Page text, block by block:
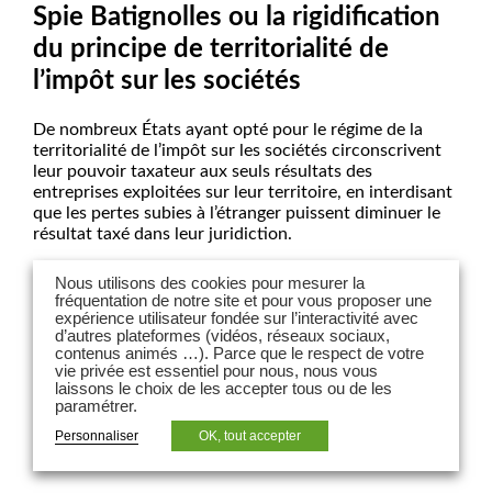
Spie Batignolles ou la rigidification
du principe de territorialité de
l’impôt sur les sociétés
De nombreux États ayant opté pour le régime de la
territorialité de l’impôt sur les sociétés circonscrivent
leur pouvoir taxateur aux seuls résultats des
entreprises exploitées sur leur territoire, en interdisant
que les pertes subies à l’étranger puissent diminuer le
résultat taxé dans leur juridiction.
Batignolles ou la rigidification du principe de
territorialité de l’impôt sur les sociétés » , paru dans
Option Finance ,Mathieu Selva-Roudon, avocat
associé, etGuillaume Saleh, avocat en droit fiscal,
analysent les récentes évolutions jurisprudentielles en
la matière.
Pour lire l’article, cliquez ici.
Nous utilisons des cookies pour mesurer la
fréquentation de notre site et pour vous proposer une
expérience utilisateur fondée sur l’interactivité avec
d’autres plateformes (vidéos, réseaux sociaux,
contenus animés …). Parce que le respect de votre
vie privée est essentiel pour nous, nous vous
laissons le choix de les accepter tous ou de les
paramétrer.
Personnaliser OK, tout accepter